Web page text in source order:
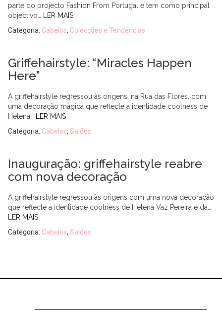
parte do projecto Fashion From Portugal e tem como principal
objectivo…
LER MAIS
Categoria: Cabelos, Colecções e Tendências
Griffehairstyle: “Miracles Happen
Here”
A griffehairstyle regressou às origens, na Rua das Flores, com
uma decoração mágica que reflecte a identidade coolness de
Helena…
LER MAIS
Categoria: Cabelos, Salões
Inauguração: griffehairstyle reabre
com nova decoração
A griffehairstyle regressou às origens com uma nova decoração
que reflecte a identidade coolness de Helena Vaz Pereira e da…
LER MAIS
Categoria: Cabelos, Salões